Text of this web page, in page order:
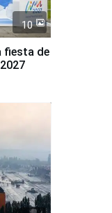
10
fiesta de